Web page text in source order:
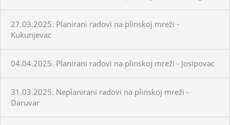
27.03.2025. Planirani radovi na plinskoj mreži -
Kukunjevac
04.04.2025. Planirani radovi na plinskoj mreži - Josipovac
31.03.2025. Neplanirani radovi na plinskoj mreži -
Daruvar